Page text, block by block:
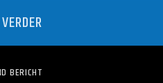
BERICHT